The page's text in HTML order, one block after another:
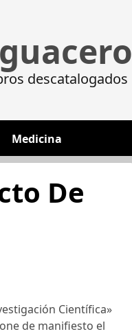
descatalogados
Medicina
De
Científica»
de manifiesto el